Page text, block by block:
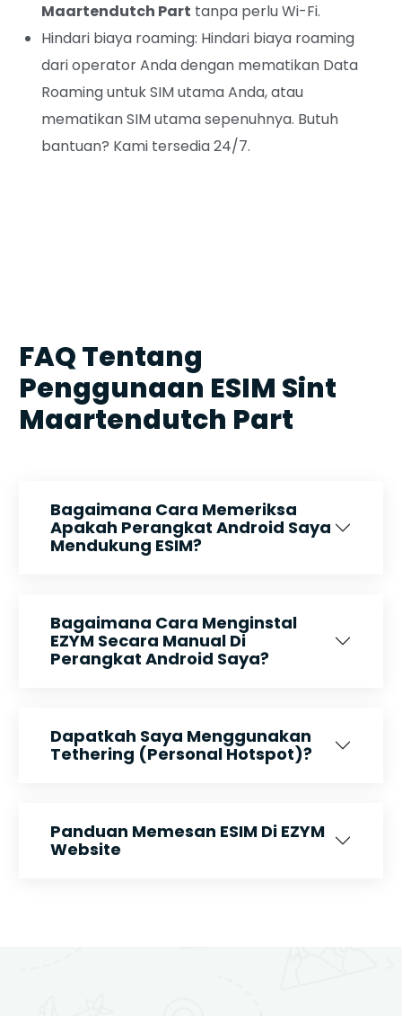
Maartendutch Part tanpa perlu Wi-Fi.
Hindari biaya roaming: Hindari biaya roaming
dari operator Anda dengan mematikan Data
Roaming untuk SIM utama Anda, atau
mematikan SIM utama sepenuhnya. Butuh
bantuan? Kami tersedia 24/7.
FAQ Tentang
Penggunaan ESIM Sint
Maartendutch Part
Bagaimana Cara Memeriksa
Apakah Perangkat Android Saya
Mendukung ESIM?
Bagaimana Cara Menginstal
EZYM Secara Manual Di
Perangkat Android Saya?
Dapatkah Saya Menggunakan
Tethering (Personal Hotspot)?
Panduan Memesan ESIM Di EZYM
Website